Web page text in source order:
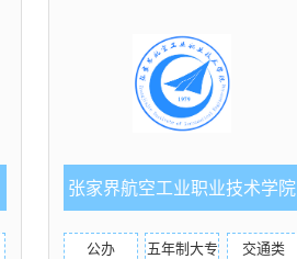
张家界航空工业职业技术学院
（五年制）
公办 五年制大专 交通类